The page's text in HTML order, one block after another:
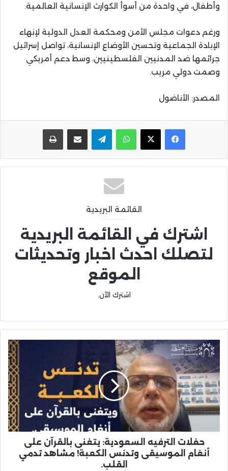
وأطفال، في واحدة من أسوأ الكوارث الإنسانية العالمية.
ورغم دعوات مجلس الأمن ومحكمة العدل الدولية لإنهاء
الإبادة الجماعية وتحسين الأوضاع الإنسانية، تواصل إسرائيل
جرائمها ضد المدنيين الفلسطينيين، وسط دعم أمريكي
وصمت دولي مريب.
المصدر: الأناضول
واتساب تيلقرام مشاركة عبر البريد
القائمة البريدية
اشترك في القائمة البريدية
لتصلك احدث اخبار وتحديثات
الموقع
اشترك الآن.
حفلات الترفيه السعودية: يتغنى بالقرآن على
أنغام الموسيقى وتدنس الكعبة! مشاهد تدمي
القلب.